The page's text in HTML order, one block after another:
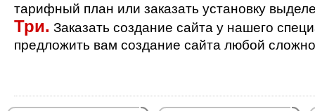
тарифный план или заказать установку
Три. Заказать создание сайта у нашего
предложить вам создание сайта любой